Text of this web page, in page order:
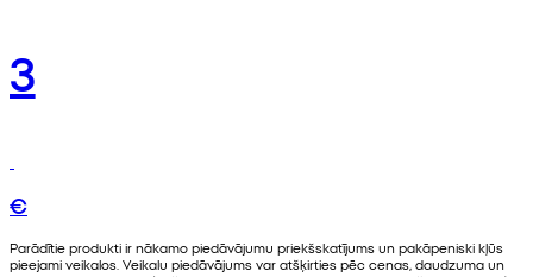
3
€
Parādītie produkti ir nākamo piedāvājumu priekšskatījums un pakāpeniski kļūs
pieejami veikalos. Veikalu piedāvājums var atšķirties pēc cenas, daudzuma un